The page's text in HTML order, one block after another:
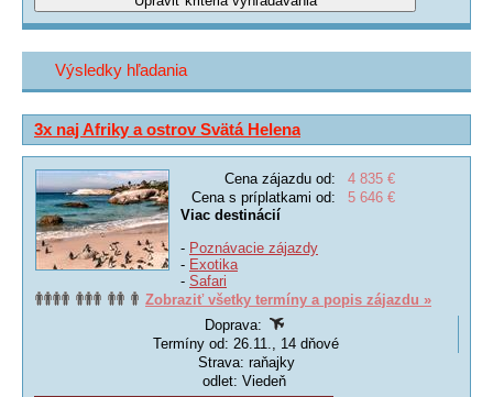
Výsledky hľadania
3x naj Afriky a ostrov Svätá Helena
Cena zájazdu od:
4 835 €
Cena s príplatkami od:
5 646 €
Viac destinácií
- Poznávacie zájazdy
- Exotika
- Safari
Zobraziť všetky termíny a popis zájazdu »
Doprava:
Termíny od: 26.11., 14 dňové
Strava: raňajky
odlet: Viedeň